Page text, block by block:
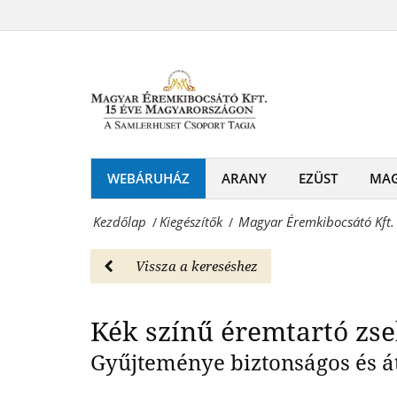
-
60M
kék
színű
éremtartó
-
Kiegészítők
WEBÁRUHÁZ ARANY EZÜST
Kezdőlap /Kiegészítők / Magyar Éremkibocsátó
Vissza a kereséshez
Kék színű éremtartó
Gyűjteménye biztonságos és
Kék színű
zsebalbum
Kiegészítők
Kft.
Érmék
és